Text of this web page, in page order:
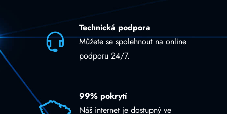
Technická podpora
Můžete se spolehnout na online
podporu 24/7.
99% pokrytí
Náš internet je dostupný ve